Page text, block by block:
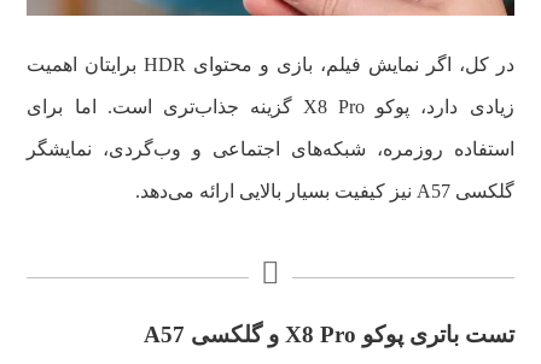
در کل، اگر نمایش فیلم، بازی و محتوای HDR برایتان اهمیت
زیادی دارد، پوکو X8 Pro گزینه جذاب‌تری است. اما برای
استفاده روزمره، شبکه‌های اجتماعی و وب‌گردی، نمایشگر
گلکسی A57 نیز کیفیت بسیار بالایی ارائه می‌دهد.
تست باتری پوکو X8 Pro و گلکسی A57